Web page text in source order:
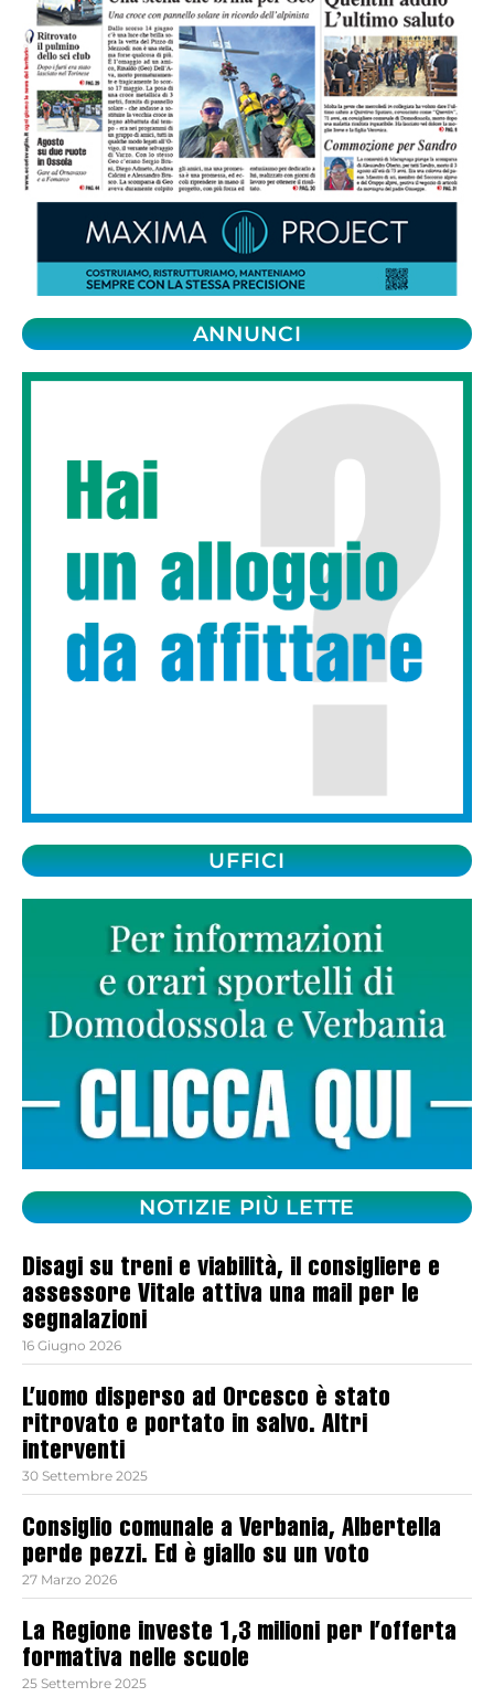
ANNUNCI
UFFICI
NOTIZIE PIÙ LETTE
Disagi su treni e viabilità, il consigliere e
assessore Vitale attiva una mail per le
segnalazioni
16 Giugno 2026
L’uomo disperso ad Orcesco è stato
ritrovato e portato in salvo. Altri
interventi
30 Settembre 2025
Consiglio comunale a Verbania, Albertella
perde pezzi. Ed è giallo su un voto
27 Marzo 2026
La Regione investe 1,3 milioni per l’offerta
formativa nelle scuole
25 Settembre 2025